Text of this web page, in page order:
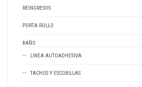
REINGRESOS
PORTA ROLLO
BAÑO
LINEA AUTOADHESIVA
TACHOS Y ESCOBILLAS